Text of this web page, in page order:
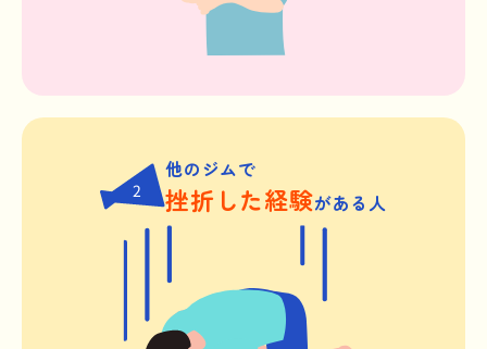
2
他のジムで
挫折した経験がある人